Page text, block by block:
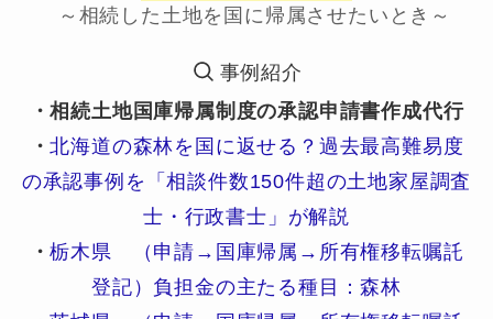
～相続した土地を国に帰属させたいとき～
事例紹介
・相続土地国庫帰属制度の承認申請書作成代行
・北海道の森林を国に返せる？過去最高難易度
の承認事例を「相談件数150件超の土地家屋調査
士・行政書士」が解説
・栃木県 （申請→国庫帰属→所有権移転嘱託
登記）負担金の主たる種目：森林